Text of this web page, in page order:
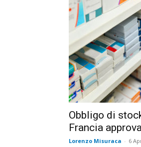
Obbligo di
Francia
Lorenzo Misuraca - 6